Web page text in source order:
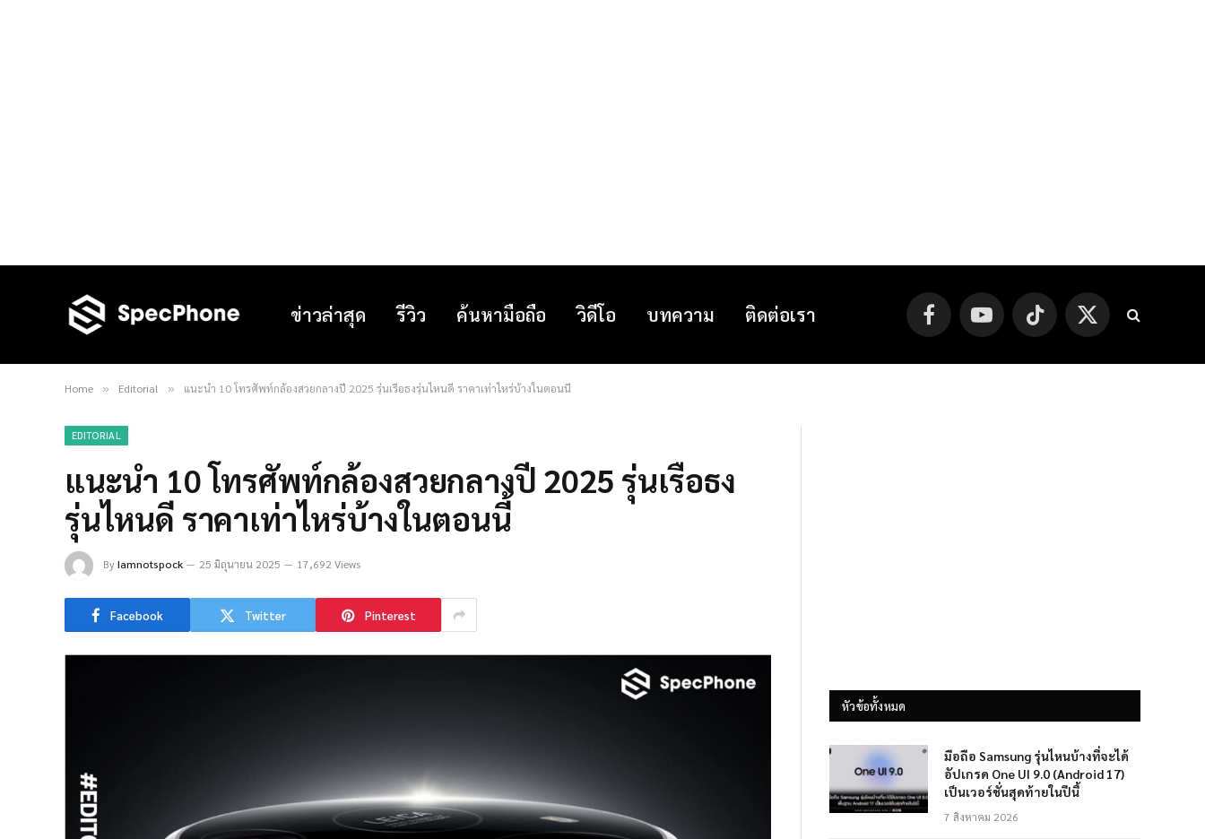
ข่าวล่าสุด รีวิว ค้นหามือถือ วิดีโอ บทความ ติดต่อเรา FacebookYouTube TikTok
X
(Twitter)
Home » Editorial » แนะนำ 10 โทรศัพท์กล้องสวยกลางปี 2025 รุ่นเรือธงรุ่นไหนดี ราคาเท่าไหร่บ้างในตอนนี้
EDITORIAL
แนะนำ 10 โทรศัพท์กล้องสวยกลางปี 2025 รุ่นเรือธง
รุ่นไหนดี ราคาเท่าไหร่บ้างในตอนนี้
ByIamnotspock 25 มิถุนายน 2025 17,692 Views
Facebook Twitter Pinterest
หัวข้อทั้งหมด
มือถือ Samsung รุ่นไหนบ้างที่จะได้
อัปเกรด One UI 9.0 (Android 17)
เป็นเวอร์ชั่นสุดท้ายในปีนี้
7 สิงหาคม 2026